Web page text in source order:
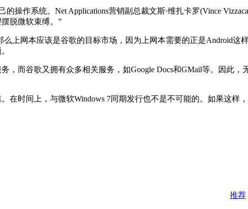
作系统。Net Applications营销副总裁文斯·维扎卡罗(Vince
脱微软束缚。”
网本应该是谷歌的目标市场，因为上网本需要的正是Android这
务，而谷歌又拥有众多相关服务，如Google Docs和GMail等。因此，
时间上，与微软Windows 7同期发行也不是不可能的。如果这样
推荐